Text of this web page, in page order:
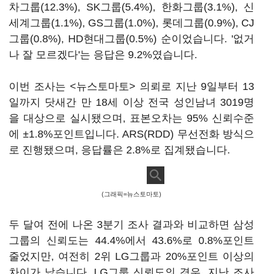
차그룹(12.3%), SK그룹(5.4%), 한화그룹(3.1%), 신
세계그룹(1.1%), GS그룹(1.0%), 롯데그룹(0.9%), CJ
그룹(0.8%), HD현대그룹(0.5%) 순이었습니다. '없거
나 잘 모르겠다'는 응답은 9.2%였습니다.
이번 조사는 <뉴스토마토> 의뢰로 지난 9일부터 13
일까지 닷새간 만 18세 이상 전국 성인남녀 3019명
을 대상으로 실시됐으며, 표본오차는 95% 신뢰수준
에 ±1.8%포인트입니다. ARS(RDD) 무선전화 방식으
로 진행됐으며, 응답률은 2.8%로 집계됐습니다.
(그래픽=뉴스토마토)
두 달여 전에 나온 3분기 조사 결과와 비교하면 삼성
그룹의 신뢰도는 44.4%에서 43.6%로 0.8%포인트
줄었지만, 여전히 2위 LG그룹과 20%포인트 이상의